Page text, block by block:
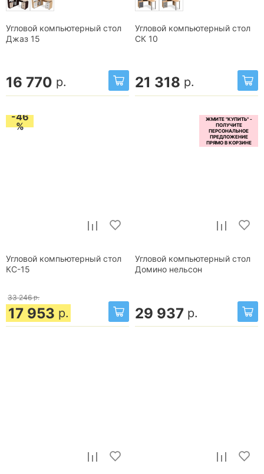
Угловой компьютерный стол
Джаз 15
16 770 р.
Угловой компьютерный стол
СК 10
21 318 р.
-46
%
Угловой компьютерный стол
КС-15
33 246 р.
17 953 р.
Угловой компьютерный стол
Домино нельсон
29 937 р.